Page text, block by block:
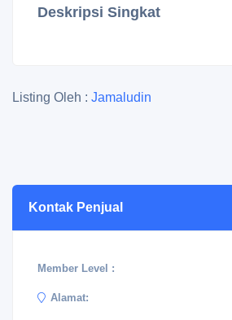
Deskripsi Singkat
Listing Oleh : Jamaludin
Kontak Penjual
Member Level :
Alamat: